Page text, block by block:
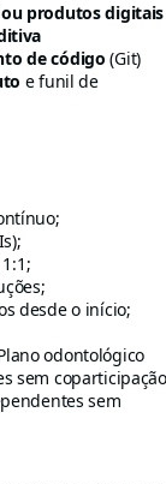
ou produtos digitais
de código(Git)
e funil de
desde o início;
odontológico
sem
sem